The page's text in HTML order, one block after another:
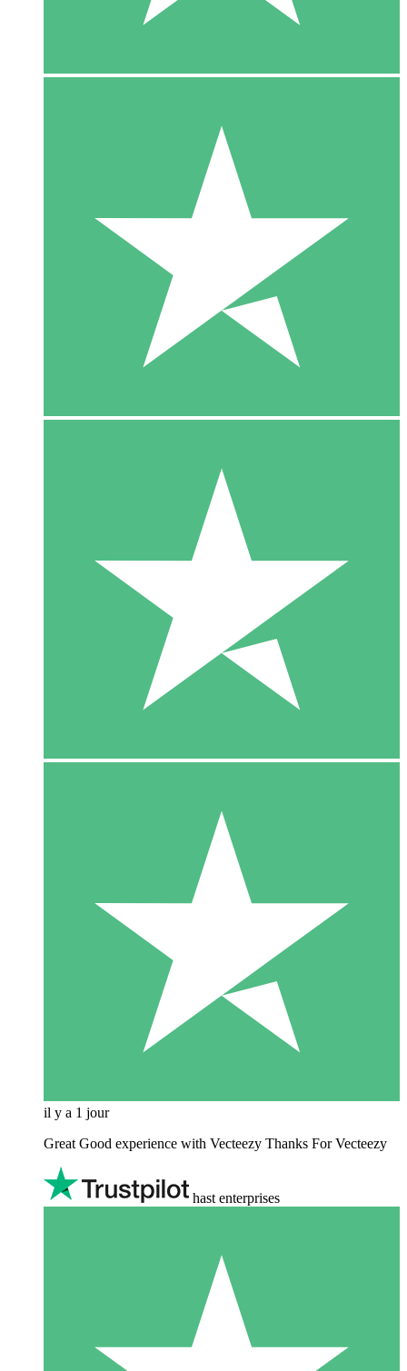
il y a 1 jour
Great Good experience with Vecteezy Thanks For Vecteezy
hast enterprises